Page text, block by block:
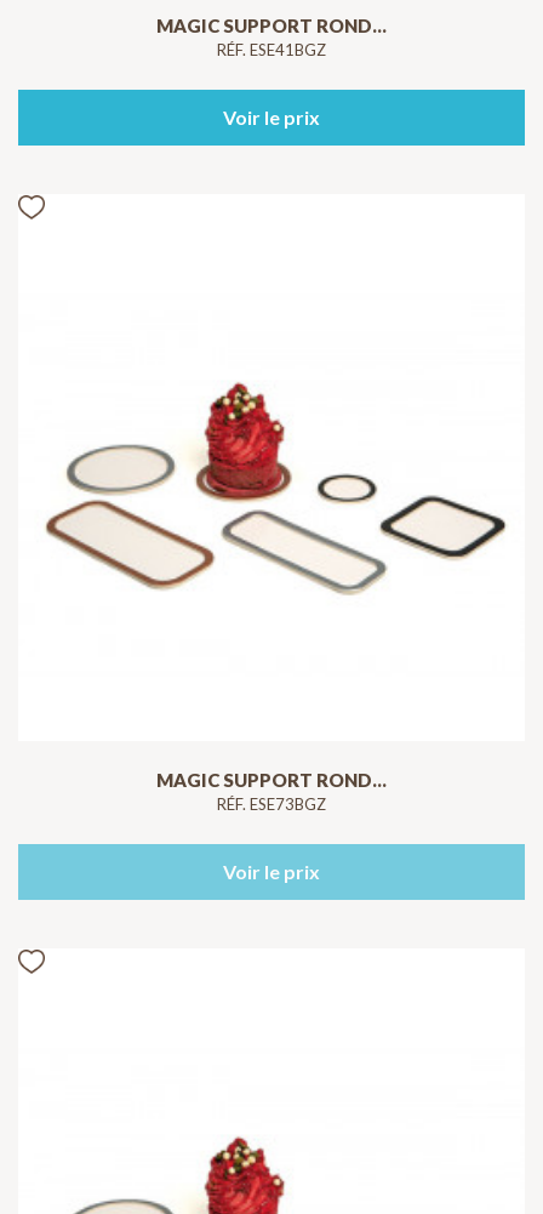
MAGIC SUPPORT ROND...
RÉF. ESE41BGZ
Voir le prix
MAGIC SUPPORT ROND...
RÉF. ESE73BGZ
Voir le prix